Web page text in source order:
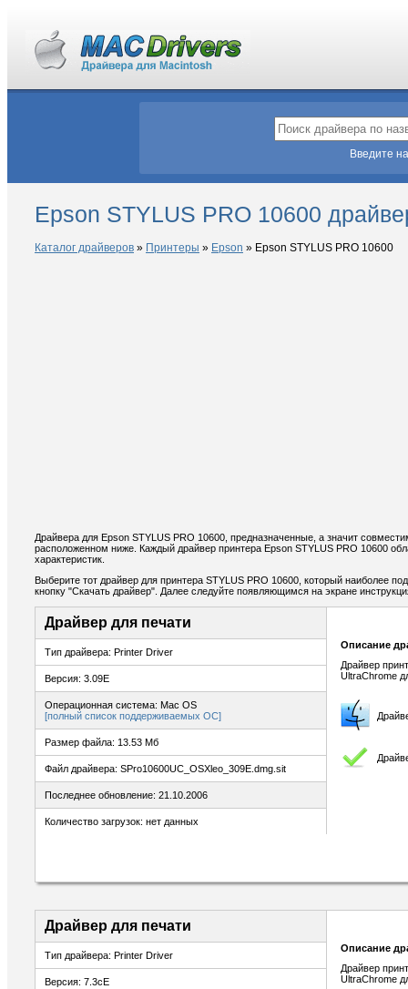
Введите
Epson STYLUS PRO 10600
Каталог драйверов » Принтеры » Epson » Epson STYLUS PRO 10600
Драйвера для Epson STYLUS PRO 10600, предназначенные, а значит
расположенном ниже. Каждый драйвер принтера Epson STYLUS PRO 10600
характеристик.
Выберите тот драйвер для принтера STYLUS PRO 10600, который наиболее
кнопку "Скачать драйвер". Далее следуйте появляющимся на экране
Драйвер для печати
Тип драйвера: Printer Driver
Версия: 3.09E
Операционная система: Mac OS
[полный список поддерживаемых ОС]
Размер файла: 13.53 Мб
Файл драйвера: SPro10600UC_OSXleo_309E.dmg.sit
Последнее обновление: 21.10.2006
Количество загрузок: нет данных
Описание
Драйвер
UltraChrome
Драйвер для печати
Тип драйвера: Printer Driver
Версия: 7.3cE
Описание
Драйвер
UltraChrome